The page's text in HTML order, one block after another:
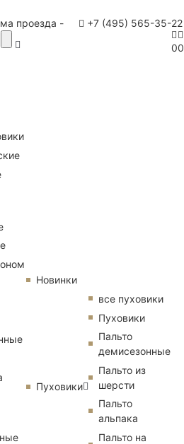
проезда - +7 (495) 565-35-22
00
Новинки
Пуховики
все пуховики
Пуховики
Пальто
демисезонные
Пальто из
шерсти
Пальто
альпака
Пальто на